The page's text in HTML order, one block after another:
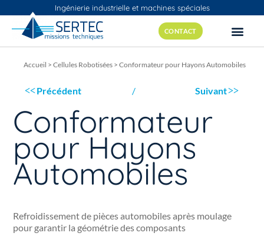
Ingénierie industrielle et machines spéciales
CONTACT
Accueil > Cellules Robotisées > Conformateur pour Hayons Automobiles
Précédent Suivant
Conformateur
pour Hayons
Automobiles
Refroidissement de pièces automobiles après moulage
pour garantir la géométrie des composants